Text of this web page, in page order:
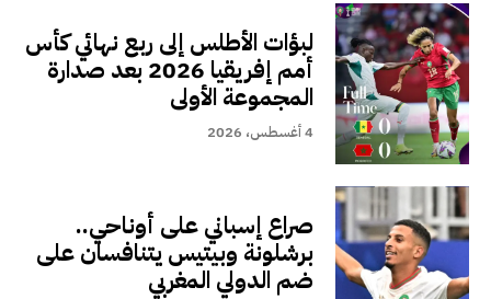
لبؤات الأطلس إلى ربع نهائي كأس
أمم إفريقيا 2026 بعد صدارة
المجموعة الأولى
4 أغسطس، 2026
صراع إسباني على أوناحي..
برشلونة وبيتيس يتنافسان على
ضم الدولي المغربي